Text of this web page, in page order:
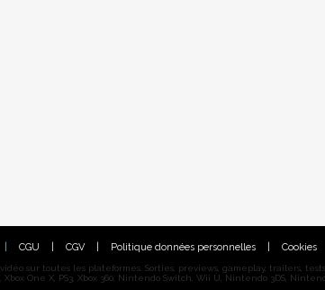
CGU CGV Politique données personnelles Cookies
sur toutes les plateformes. Sorties, previews, gameplay, trailers, tests,
Xbox One X, PS3, Xbox 360, Nintendo Switch, Wii U, Nintendo 3DS, Nintendo